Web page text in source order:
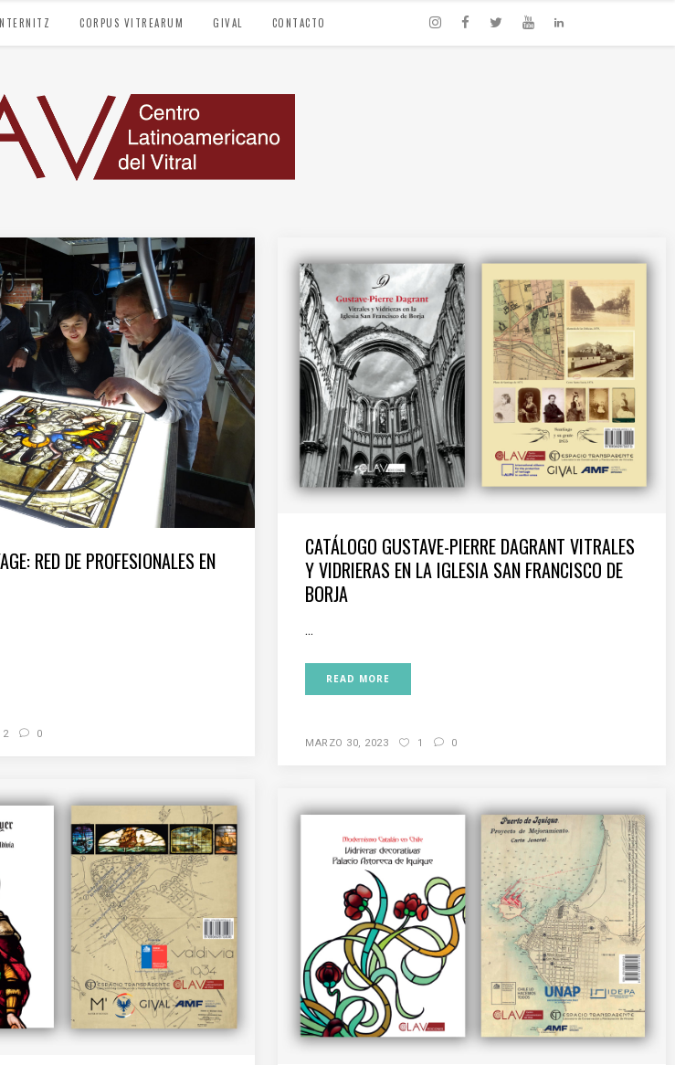
CORPUS VITREARUM GIVAL CONTACTO
RED DE PROFESIONALES EN
2 0
CATÁLOGO GUSTAVE-PIERRE DAGRANT VITRALES
Y VIDRIERAS EN LA IGLESIA SAN FRANCISCO DE
BORJA
...
READ MORE
MARZO 30, 2023 1 0